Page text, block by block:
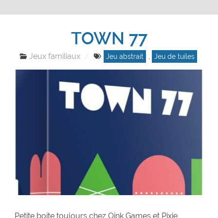
TOWN 77
Jeux familiaux Jeu abstrait , Jeu de tuiles
Petite boite toujours chez Oink Games et Pixie